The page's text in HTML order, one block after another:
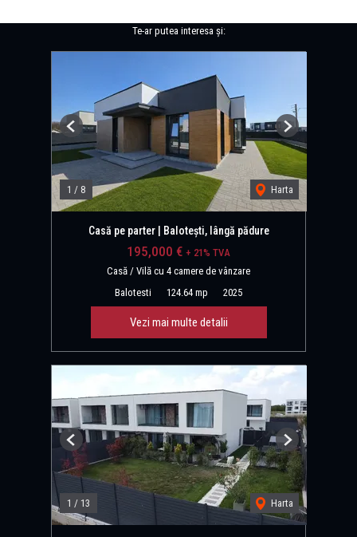
Te-ar putea interesa și:
1 / 8 Harta
Previous Next
Casă pe parter | Balotești, lângă pădure
195,000 € + 21% TVA
Casă / Vilă cu 4 camere de vânzare
Balotesti
124.64 mp 2025
Vezi mai multe detalii
1 / 13 Harta
Previous Next